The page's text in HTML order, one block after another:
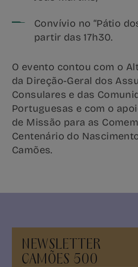
Convívio no “Pátio
partir das 17h30.
O evento contou com o
da Direção-Geral dos
Consulares e das
Portuguesas e com o
de Missão para as
Centenário do
Camões.
NEWSLETTER
CAMÕES 500